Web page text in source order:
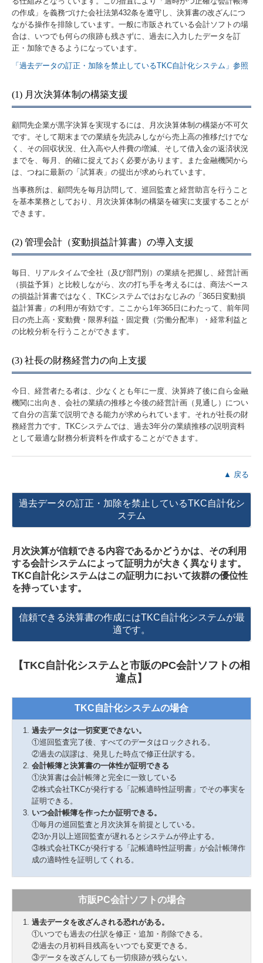
の作成」を義務づけた会社法第432条を遵守し、決算書の改ざんにつ
ながる操作を排除しています。一般に市販されている会計ソフトの場
合は、いつでも何らの痕跡も残さずに、過去に入力したデータを訂
正・加除できるようになっています。
「過去データの訂正・加除を禁止しているTKC自計化システム」参照
(1) 月次決算体制の構築支援
顧問先企業が黒字決算を実現するには、月次決算体制の構築が不可欠
です。そして期末までの業績を先読みしながら売上高の推移だけでな
く、その回収状況、仕入高や人件費の増減、そして借入金の返済状況
までを、毎月、的確に捉えておく必要があります。また金融機関から
は、つねに最新の「試算表」の提出が求められています。
当事務所は、顧問先を毎月訪問して、巡回監査と経営助言を行うこと
を基本業務としており、月次決算体制の構築を確実に支援することが
できます。
(2) 管理会計（変動損益計算書）の導入支援
毎日、リアルタイムで全社（及び部門別）の業績を把握し、経営計画
（損益予算）と比較しながら、次の打ち手を考えるには、商法ベース
の損益計算書ではなく、TKCシステムではおなじみの「365日変動損
益計算書」の利用が有効です。ここから1年365日にわたって、前年同
日の売上高・変動費・限界利益・固定費（労働分配率）・経常利益と
の比較分析を行うことができます。
(3) 社長の財務経営力の向上支援
今日、経営者たる者は、少なくとも年に一度、決算終了後に自ら金融
機関に出向き、会社の業績の推移と今後の経営計画（見通し）につい
て自分の言葉で説明できる能力が求められています。それが社長の財
務経営力です。TKCシステムでは、過去3年分の業績推移の説明資料
として最適な財務分析資料を作成することができます。
▲ 戻る
過去データの訂正・加除を禁止しているTKC自計化シ
ステム
月次決算が信頼できる内容であるかどうかは、その利用
する会計システムによって証明力が大きく異なります。
TKC自計化システムはこの証明力において抜群の優位性
を持っています。
信頼できる決算書の作成にはTKC自計化システムが最
適です。
【TKC自計化システムと市販のPC会計ソフトの相
違点】
TKC自計化システムの場合
過去データは一切変更できない。
①巡回監査完了後、すべてのデータはロックされる。
②過去の誤謬は、発見した時点で修正仕訳する。
会計帳簿と決算書の一体性が証明できる
①決算書は会計帳簿と完全に一致している
②株式会社TKCが発行する「記帳適時性証明書」でその事実を
証明できる。
いつ会計帳簿を作ったか証明できる。
①毎月の巡回監査と月次決算を前提としている。
②3か月以上巡回監査が遅れるとシステムが停止する。
③株式会社TKCが発行する「記帳適時性証明書」が会計帳簿作
成の適時性を証明してくれる。
市販PC会計ソフトの場合
過去データを改ざんされる恐れがある。
①いつでも過去の仕訳を修正・追加・削除できる。
②過去の月初科目残高をいつでも変更できる。
③データを改ざんしても一切痕跡が残らない。